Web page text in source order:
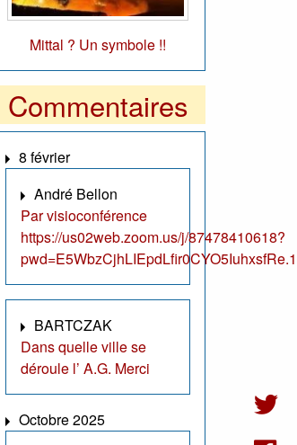
Mittal ? Un symbole !!
Commentaires
8 février
André Bellon
Par visioconférence
https://us02web.zoom.us/j/87478410618?
BARTCZAK
Dans quelle ville se
déroule l’ A.G. Merci
Octobre 2025